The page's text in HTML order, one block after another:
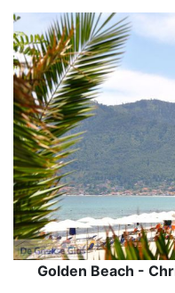
Golden Beach -